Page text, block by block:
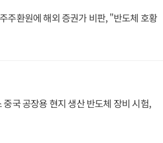
주환원에 해외 증권가 비판, "반도체 호황
국 공장용 현지 생산 반도체 장비 시험,